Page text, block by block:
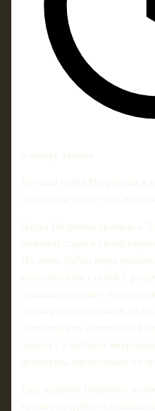
6 минут чтения
Лучшая гонка Непряевой в
опередила сразу пять
Дарья Непряева провела в
сильный старт в своей
На этапе Кубка мира
классическим стилем с
оказалась рядом с
целой россыпью звезд,
олимпийских чемпионок
эпизод с участием
испортить впечатление от
Еще недавно Непряеву
призму неудачно